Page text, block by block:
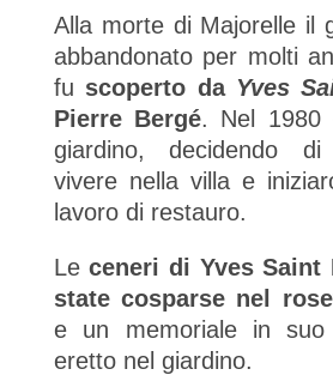
Alla morte di Majorelle il
abbandonato per molti
fu scoperto da Yves
Pierre Bergé. Nel 1980
giardino, decidendo
vivere nella villa e
lavoro di restauro.
Leceneri di Yves Saint
state cosparse nel
e un memoriale in suo
eretto nel giardino.